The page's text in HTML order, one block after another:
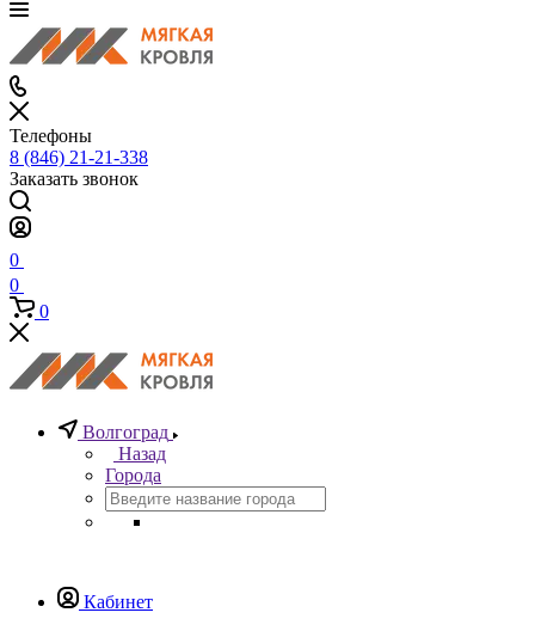
Телефоны
8 (846) 21-21-338
Заказать звонок
0
0
0
Волгоград
Назад
Города
Кабинет